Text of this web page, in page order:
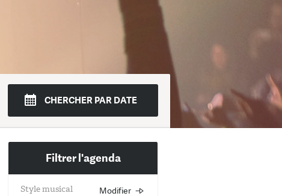
15 16 18
Dim.
19
CHERCHER PAR DATE
Filtrer l'agenda
Style musical Modifier